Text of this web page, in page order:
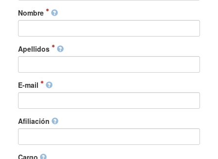
Nombre
Apellidos
E-mail
Afiliación
Cargo